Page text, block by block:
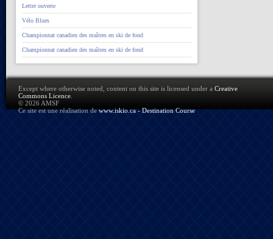
Lettre ouverte
Vélo Blues
Championnat canadien des maîtres en ski de fond
Championnat canadien des maîtres en ski de fond
Except where otherwise noted, content on this site is licensed under a Creative
Commons Licence
© 2026 AMSF
Ce site est une réalisation dewww.iskio.ca - Destination Course